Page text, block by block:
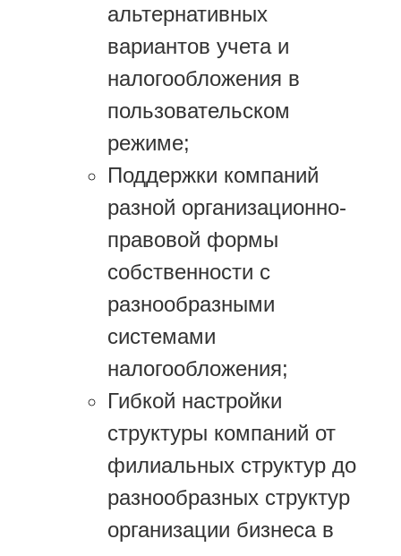
альтернативных
вариантов учета и
налогообложения в
пользовательском
режиме;
Поддержки компаний
разной организационно-
правовой формы
собственности с
разнообразными
системами
налогообложения;
Гибкой настройки
структуры компаний от
филиальных структур до
разнообразных структур
организации бизнеса в